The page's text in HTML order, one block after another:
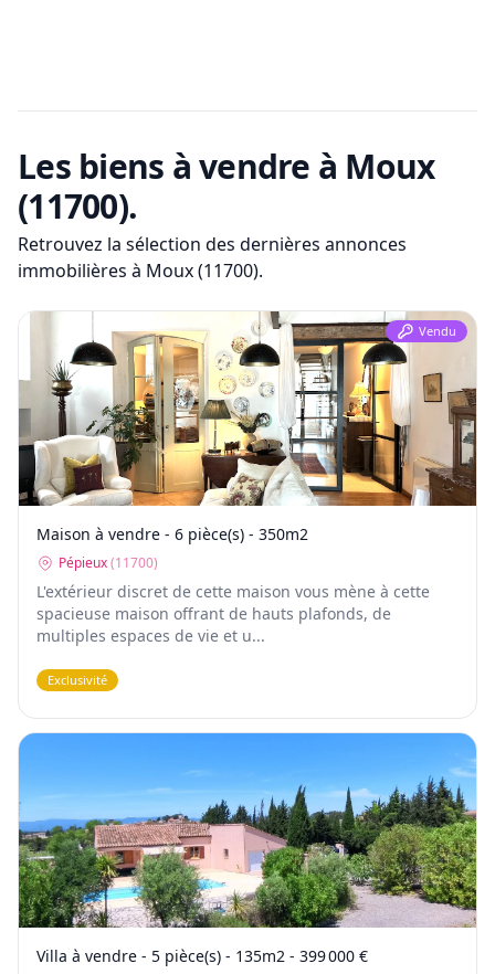
Les biens à vendre à Moux
(11700).
Retrouvez la sélection des dernières annonces
immobilières à Moux (11700).
Vendu
Maison à vendre - 6 pièce(s) - 350m2
Pépieux(11700)
L'extérieur discret de cette maison vous mène à cette
spacieuse maison offrant de hauts plafonds, de
multiples espaces de vie et u...
Exclusivité
Villa à vendre - 5 pièce(s) - 135m2 - 399 000 €